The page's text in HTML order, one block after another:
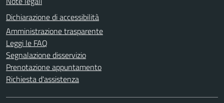
Dichiarazione di accessibilità
Amministrazione trasparente
Leggi le FAQ
Segnalazione disservizio
Prenotazione appuntamento
Richiesta d'assistenza